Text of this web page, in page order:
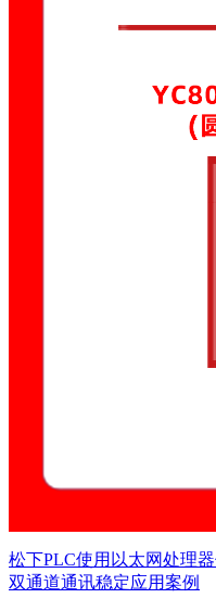
松下PLC使用以太网处理
双通道通讯稳定应用案例